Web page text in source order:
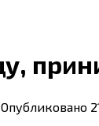
Опубликовано